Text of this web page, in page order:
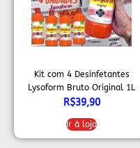
Kit com 4 Desinfetantes
Lysoform Bruto Original 1L
R$39,90
Ir à loja